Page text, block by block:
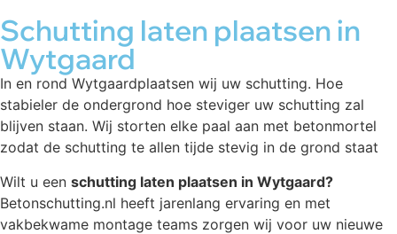
Schutting laten plaatsen in
Wytgaard
In en rond Wytgaardplaatsen wij uw schutting. Hoe
stabieler de ondergrond hoe steviger uw schutting zal
blijven staan. Wij storten elke paal aan met betonmortel
zodat de schutting te allen tijde stevig in de grond staat
Wilt u een schutting laten plaatsen in Wytgaard?
Betonschutting.nl heeft jarenlang ervaring en met
vakbekwame montage teams zorgen wij voor uw nieuwe